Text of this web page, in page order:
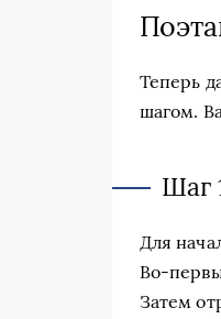
Теперь
шагом.
Шаг
Для
Во-
Затем